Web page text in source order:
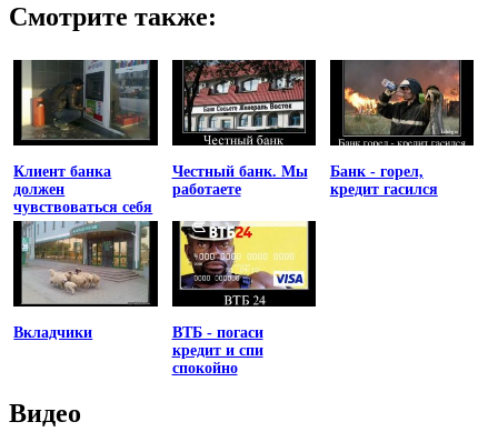
Смотрите также:
Клиент банка
должен
чувствоваться себя
униженным
Честный банк. Мы
работаете
Банк - горел,
кредит гасился
Вкладчики
ВТБ - погаси
кредит и спи
спокойно
Видео